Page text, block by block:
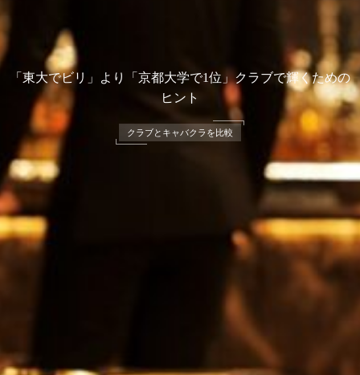
「東大でビリ」より「京都大学で1位」クラブで輝くための
ヒント
クラブとキャバクラを比較